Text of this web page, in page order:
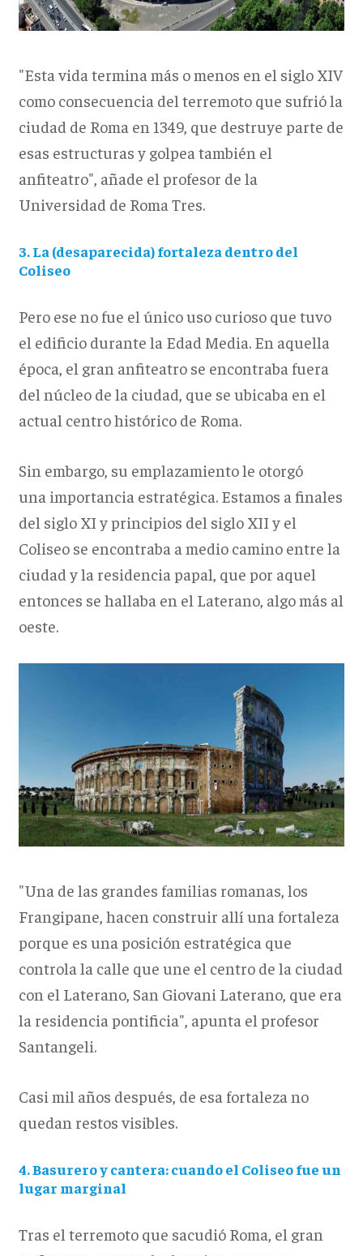
"Esta vida termina más o menos en el siglo XIV
como consecuencia del terremoto que sufrió la
ciudad de Roma en 1349, que destruye parte de
esas estructuras y golpea también el
anfiteatro", añade el profesor de la
Universidad de Roma Tres.
3. La (desaparecida) fortaleza dentro del
Coliseo
Pero ese no fue el único uso curioso que tuvo
el edificio durante la Edad Media. En aquella
época, el gran anfiteatro se encontraba fuera
del núcleo de la ciudad, que se ubicaba en el
actual centro histórico de Roma.
Sin embargo, su emplazamiento le otorgó
una importancia estratégica. Estamos a finales
del siglo XI y principios del siglo XII y el
Coliseo se encontraba a medio camino entre la
ciudad y la residencia papal, que por aquel
entonces se hallaba en el Laterano, algo más al
oeste.
"Una de las grandes familias romanas, los
Frangipane, hacen construir allí una fortaleza
porque es una posición estratégica que
controla la calle que une el centro de la ciudad
con el Laterano, San Giovani Laterano, que era
la residencia pontificia", apunta el profesor
Santangeli.
Casi mil años después, de esa fortaleza no
quedan restos visibles.
4. Basurero y cantera: cuando el Coliseo fue un
lugar marginal
Tras el terremoto que sacudió Roma, el gran